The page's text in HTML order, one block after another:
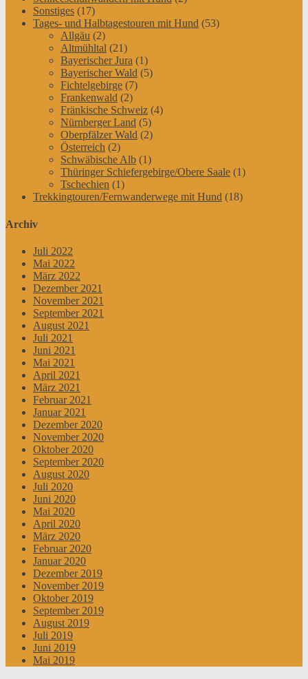
Sonstiges (17)
Tages- und Halbtagestouren mit Hund (53)
Allgäu (2)
Altmühltal (21)
Bayerischer Jura (1)
Bayerischer Wald (5)
Fichtelgebirge (7)
Frankenwald (2)
Fränkische Schweiz (4)
Nürnberger Land (5)
Oberpfälzer Wald (2)
Österreich (2)
Schwäbische Alb (1)
Thüringer Schiefergebirge/Obere Saale (1)
Tschechien (1)
Trekkingtouren/Fernwanderwege mit Hund (18)
Archiv
Juli 2022
Mai 2022
März 2022
Dezember 2021
November 2021
September 2021
August 2021
Juli 2021
Juni 2021
Mai 2021
April 2021
März 2021
Februar 2021
Januar 2021
Dezember 2020
November 2020
Oktober 2020
September 2020
August 2020
Juli 2020
Juni 2020
Mai 2020
April 2020
März 2020
Februar 2020
Januar 2020
Dezember 2019
November 2019
Oktober 2019
September 2019
August 2019
Juli 2019
Juni 2019
Mai 2019